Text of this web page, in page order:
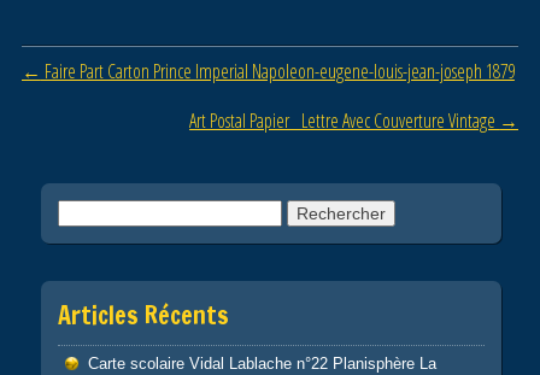
o
Post navigation
← Faire Part Carton Prince Imperial Napoleon-eugene-louis-jean-joseph 1879
Art Postal Papier Lettre Avec Couverture Vintage →
Articles Récents
Carte scolaire Vidal Lablache n°22 Planisphère La